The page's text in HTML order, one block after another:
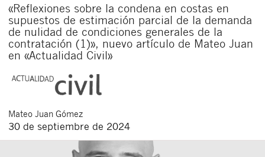
«Reflexiones sobre la condena en costas en
supuestos de estimación parcial de la demanda
de nulidad de condiciones generales de la
contratación (1)», nuevo artículo de Mateo Juan
en «Actualidad Civil»
Mateo Juan Gómez
30 de septiembre de 2024